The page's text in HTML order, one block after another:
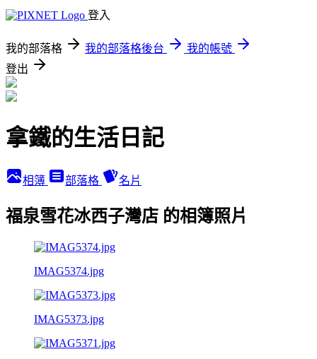
登入
我的部落格 我的部落格後台
我的帳號
登出
拿鐵的生活日記
相簿 部落格 名片
福泉雪花冰西子灣店 的相簿照片
IMAG5374.jpg
IMAG5373.jpg